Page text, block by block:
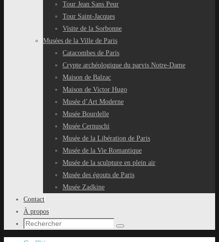
Tour Jean Sans Peur
Tour Saint-Jacques
Visite de la Sorbonne
Musées de la Ville de Paris
Catacombes de Paris
Crypte archéologique du parvis Notre-Dame
Maison de Balzac
Maison de Victor Hugo
Musée d’Art Moderne
Musée Bourdelle
Musée Cernuschi
Musée de la Libération de Paris
Musée de la Vie Romantique
Musée de la sculpture en plein air
Musée des égouts de Paris
Musée Zadkine
Contact
À propos
Recherche
Rechercher